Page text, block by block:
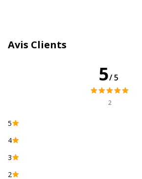
Caractéristiques environnementales
Caractéristiques environnementales
Avis Clients
5/5
2
5
4
3
2